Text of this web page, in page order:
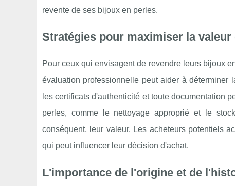
revente de ses bijoux en perles.
Stratégies pour maximiser la valeur
Pour ceux qui envisagent de revendre leurs bijoux
évaluation professionnelle peut aider à déterminer
les certificats d'authenticité et toute documentation
perles, comme le nettoyage approprié et le
conséquent, leur valeur. Les acheteurs potentiels
qui peut influencer leur décision d'achat.
L'importance de l'origine et de